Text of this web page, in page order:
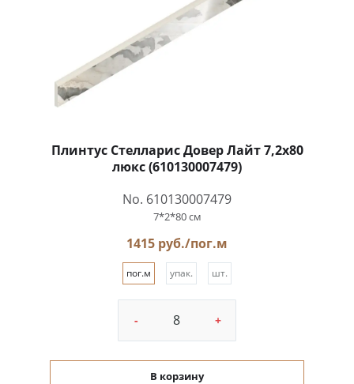
Плинтус Стелларис Довер Лайт 7,2x80
люкс (610130007479)
No. 610130007479
7*2*80 см
1415 руб./пог.м
пог.м упак. шт.
- +
В корзину